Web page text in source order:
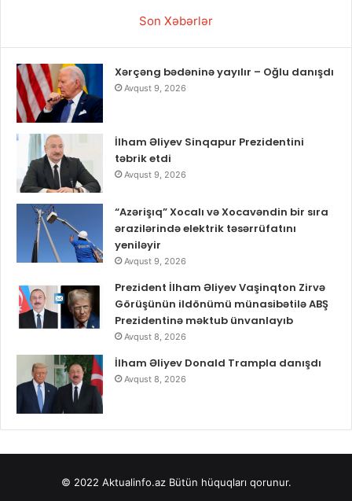
Son Xəbərlər
Xərçəng bədəninə yayılır – Oğlu danışdı
Avqust 9, 2026
İlham Əliyev Sinqapur Prezidentini
təbrik etdi
Avqust 9, 2026
“Azərişıq” Xocalı və Xocavəndin bir sıra
ərazilərində elektrik təsərrüfatını
yeniləyir
Avqust 9, 2026
Prezident İlham Əliyev Vaşinqton Zirvə
Görüşünün ildönümü münasibətilə ABŞ
Prezidentinə məktub ünvanlayıb
Avqust 8, 2026
İlham Əliyev Donald Trampla danışdı
Avqust 8, 2026
© 2022 Aktualinfo.azBütün hüquqları qorunur.